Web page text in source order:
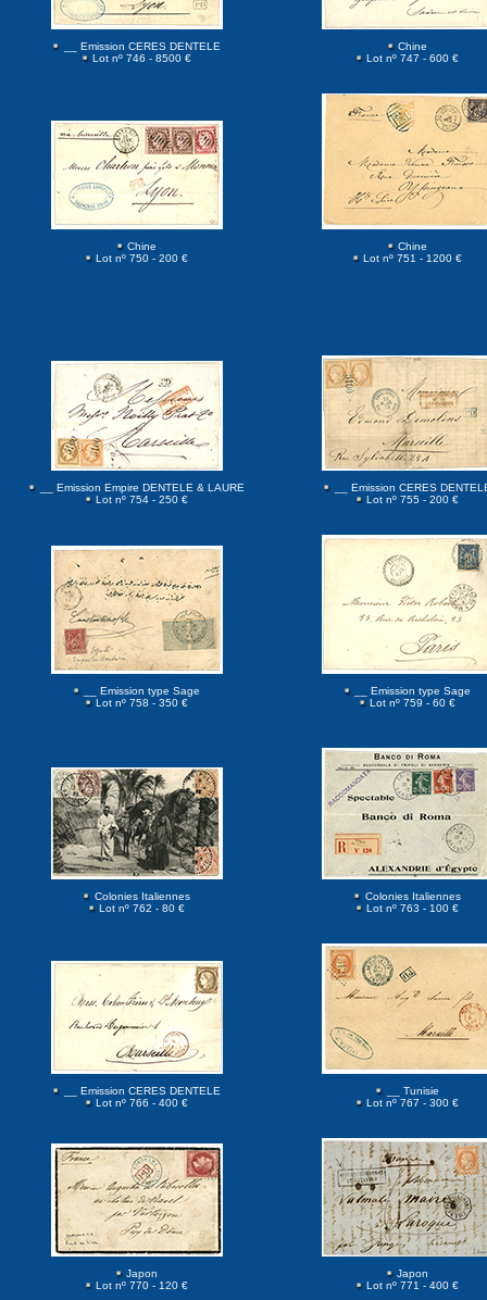
__ Emission CERES DENTELE
Lot nº 746 - 8500 €
Chine
Lot nº 747 - 600 €
Chine
Lot nº 750 - 200 €
Chine
Lot nº 751 - 1200 €
__ Emission Empire DENTELE & LAURE
Lot nº 754 - 250 €
__ Emission CERES
Lot nº 755 - 200 €
__ Emission type Sage
Lot nº 758 - 350 €
__ Emission type Sage
Lot nº 759 - 60 €
Colonies Italiennes
Lot nº 762 - 80 €
Colonies Italiennes
Lot nº 763 - 100 €
__ Emission CERES DENTELE
Lot nº 766 - 400 €
__ Tunisie
Lot nº 767 - 300 €
Japon
Lot nº 770 - 120 €
Japon
Lot nº 771 - 400 €